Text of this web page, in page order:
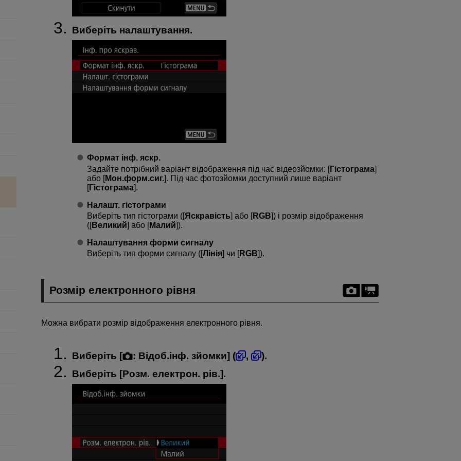
Виберіть налаштування.
Формат інф. яскр.
Задайте потрібний варіант відображення під час відеозйомки: [Гістограма]
або [Мон.форм.сиг.]. Під час фотозйомки доступний лише варіант
[Гістограма].
Налашт. гістограми
Виберіть тип гістограми ([Яскравість] або [RGB]) і розмір відображення
([Великий] або [Малий]).
Налаштування форми сигналу
Виберіть тип форми сигналу ([Лінія] чи [RGB]).
Розмір електронного рівня
Можна вибрати розмір відображення електронного рівня.
Виберіть [ : Відоб.інф. зйомки] ( ,
).
Виберіть [Розм. електрон. рів.].